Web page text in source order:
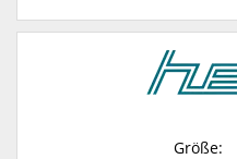
Größe: